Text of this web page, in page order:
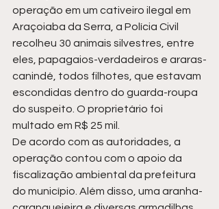
operação em um cativeiro ilegal em
Araçoiaba da Serra, a Polícia Civil
recolheu 30 animais silvestres, entre
eles, papagaios-verdadeiros e araras-
canindé, todos filhotes, que estavam
escondidas dentro do guarda-roupa
do suspeito. O proprietário foi
multado em R$ 25 mil.
De acordo com as autoridades, a
operação contou com o apoio da
fiscalização ambiental da prefeitura
do município. Além disso, uma aranha-